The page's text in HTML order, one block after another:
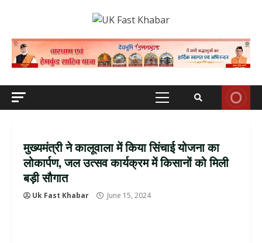
Primary
मुख्यमंत्री ने कालूवाला में किया सिंचाई योजना का
लोकार्पण, जल उत्सव कार्यक्रम में किसानों को मिली
बड़ी सौगात
Uk Fast Khabar June 15, 2024